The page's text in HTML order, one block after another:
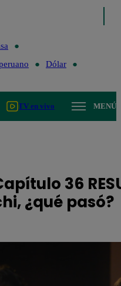
Dólar
TV en vivo MENÚ
36
¿qué pasó?